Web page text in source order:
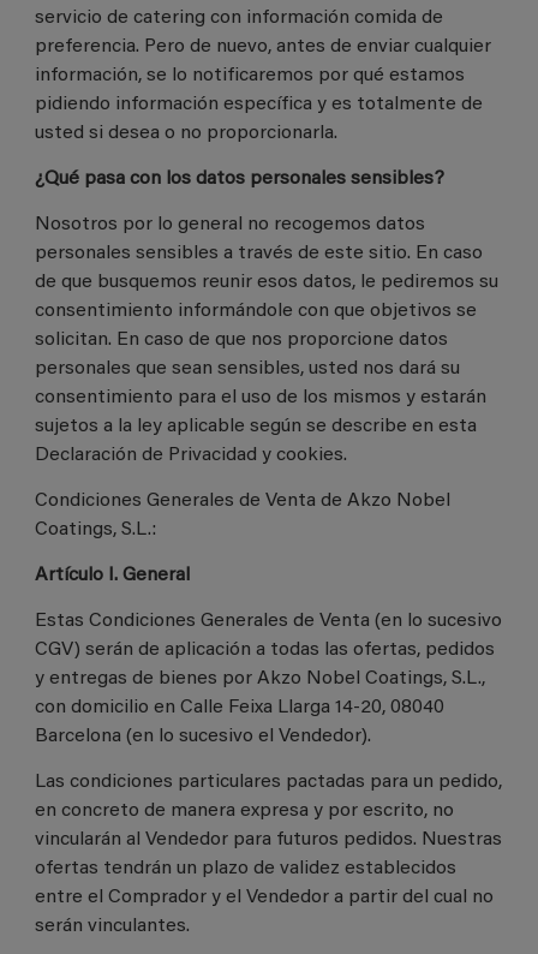
servicio de catering con información comida de
preferencia. Pero de nuevo, antes de enviar cualquier
información, se lo notificaremos por qué estamos
pidiendo información específica y es totalmente de
usted si desea o no proporcionarla.
¿Qué pasa con los datos personales sensibles?
Nosotros por lo general no recogemos datos
personales sensibles a través de este sitio. En caso
de que busquemos reunir esos datos, le pediremos su
consentimiento informándole con que objetivos se
solicitan. En caso de que nos proporcione datos
personales que sean sensibles, usted nos dará su
consentimiento para el uso de los mismos y estarán
sujetos a la ley aplicable según se describe en esta
Declaración de Privacidad y cookies.
Condiciones Generales de Venta de Akzo Nobel
Coatings, S.L.:
Artículo I. General
Estas Condiciones Generales de Venta (en lo sucesivo
CGV) serán de aplicación a todas las ofertas, pedidos
y entregas de bienes por Akzo Nobel Coatings, S.L.,
con domicilio en Calle Feixa Llarga 14-20, 08040
Barcelona (en lo sucesivo el Vendedor).
Las condiciones particulares pactadas para un pedido,
en concreto de manera expresa y por escrito, no
vincularán al Vendedor para futuros pedidos. Nuestras
ofertas tendrán un plazo de validez establecidos
entre el Comprador y el Vendedor a partir del cual no
serán vinculantes.